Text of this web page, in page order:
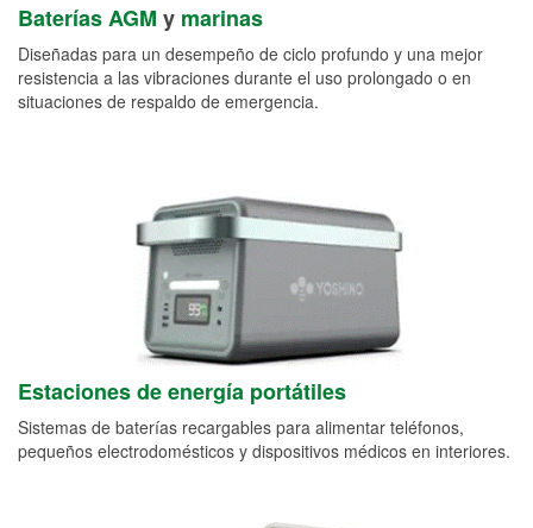
Baterías AGM y marinas
Diseñadas para un desempeño de ciclo profundo y una mejor
resistencia a las vibraciones durante el uso prolongado o en
situaciones de respaldo de emergencia.
Estaciones de energía portátiles
Sistemas de baterías recargables para alimentar teléfonos,
pequeños electrodomésticos y dispositivos médicos en interiores.